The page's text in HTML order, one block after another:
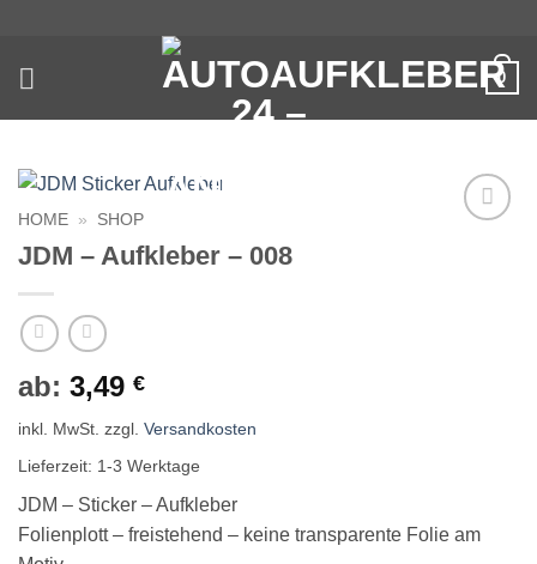
springen
0
HOME » SHOP
JDM – Aufkleber – 008
ab: 3,49 €
inkl. MwSt. zzgl. Versandkosten
Lieferzeit: 1-3 Werktage
JDM – Sticker – Aufkleber
Folienplott – freistehend – keine transparente Folie am